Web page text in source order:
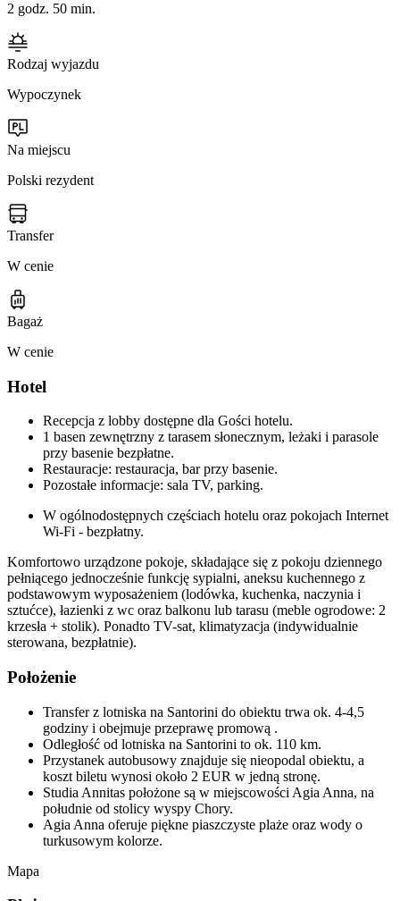
2 godz. 50 min.
Rodzaj wyjazdu
Wypoczynek
Na miejscu
Polski rezydent
Transfer
W cenie
Bagaż
W cenie
Hotel
Recepcja z lobby dostępne dla Gości hotelu.
1 basen zewnętrzny z tarasem słonecznym, leżaki i parasole
przy basenie bezpłatne.
Restauracje: restauracja, bar przy basenie.
Pozostałe informacje: sala TV, parking.
W ogólnodostępnych częściach hotelu oraz pokojach Internet
Wi-Fi - bezpłatny.
Komfortowo urządzone pokoje, składające się z pokoju dziennego
pełniącego jednocześnie funkcję sypialni, aneksu kuchennego z
podstawowym wyposażeniem (lodówka, kuchenka, naczynia i
sztućce), łazienki z wc oraz balkonu lub tarasu (meble ogrodowe: 2
krzesła + stolik). Ponadto TV-sat, klimatyzacja (indywidualnie
sterowana, bezpłatnie).
Położenie
Transfer z lotniska na Santorini do obiektu trwa ok. 4-4,5
godziny i obejmuje przeprawę promową .
Odległość od lotniska na Santorini to ok. 110 km.
Przystanek autobusowy znajduje się nieopodal obiektu, a
koszt biletu wynosi około 2 EUR w jedną stronę.
Studia Annitas położone są w miejscowości Agia Anna, na
południe od stolicy wyspy Chory.
Agia Anna oferuje piękne piaszczyste plaże oraz wody o
turkusowym kolorze.
Mapa